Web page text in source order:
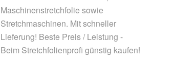
Maschinenstretchfolie sowie
Stretchmaschinen. Mit schneller
Lieferung! Beste Preis / Leistung -
Beim Stretchfolienprofi günstig kaufen!